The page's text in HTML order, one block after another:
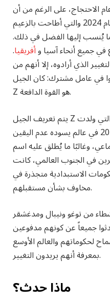
عام 2025 بأنه عام الاحتجاج، على الرغم من أن
الثورة في بنجلاديش عام 2024 والتي أطاحت بالزعيم
يُنسب إليها الفضل في ذلك.
في جميع أنحاء آسيا وأفريقيا.
الذي أرادوه، إلا أنهم من
في عامل مشترك: كان الجيل
Z هو القوة الدافعة.
يتم تعريف الجيل Z على أنه المجموعة الديموغرافية التي ولدت
تقريبًا بين عامي 1997 و2012 في عالم يسوده عدم اليقين
وغالبًا ما يُطلق عليه اسم
في الجنوب العالمي، كانت
الاستبدادية متجذرة في
مخاوف بشأن مستقبلهم.
من توغو ونيبال ومدغشقر
جميعاً عن كونهم مدفوعين
لحكوماتهم والعالم الأوسع
بمعرفة أنهم يريدون التغيير.
ماذا حدث؟